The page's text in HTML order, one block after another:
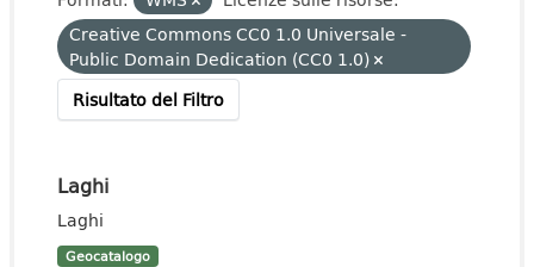
Creative Commons CC0 1.0 Universale -
Public Domain Dedication (CC0 1.0)
Risultato del Filtro
Laghi
Laghi
Geocatalogo